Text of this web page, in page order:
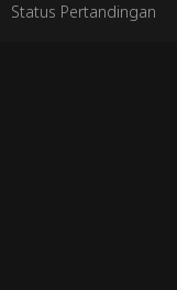
Status Pertandingan